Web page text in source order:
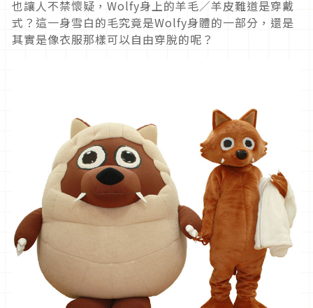
也讓人不禁懷疑，Wolfy身上的羊毛／羊皮難道是穿戴
式？這一身雪白的毛究竟是Wolfy身體的一部分，還是
其實是像衣服那樣可以自由穿脫的呢？